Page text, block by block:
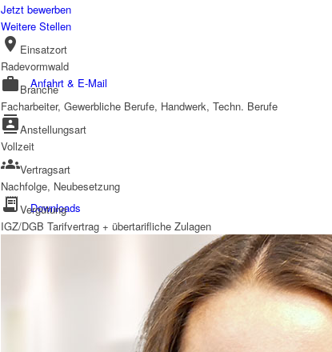
Anfahrt & E-Mail
Downloads
Jetzt bewerben
Weitere Stellen
location_on Einsatzort
Radevormwald
workBranche
Facharbeiter, Gewerbliche Berufe, Handwerk, Techn. Berufe
contactsAnstellungsart
Vollzeit
groupsVertragsart
Nachfolge, Neubesetzung
receipt_long Vergütung
IGZ/DGB Tarifvertrag + übertarifliche Zulagen